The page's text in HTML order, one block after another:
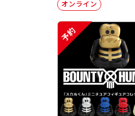
オンライン
予約